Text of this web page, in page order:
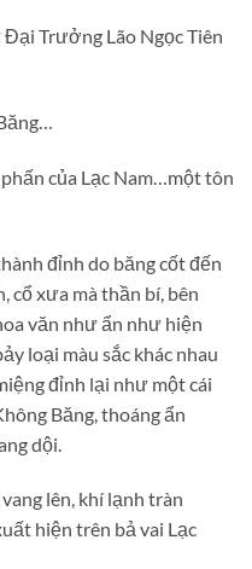
Trưởng Lão Ngọc Tiên
của Lạc Nam…một tôn
đỉnh do băng cốt đến
cổ xưa mà thần bí, bên
văn như ẩn như hiện
loại màu sắc khác nhau
đỉnh lại như một cái
Băng, thoáng ẩn
dội.
vang lên, khí lạnh tràn
hiện trên bả vai Lạc